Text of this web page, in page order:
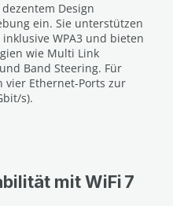
Design
ein. Sie unterstützen
WPA3 und bieten
wie Multi Link
Band Steering. Für
vier Ethernet-Ports zur
s).
mit WiFi 7